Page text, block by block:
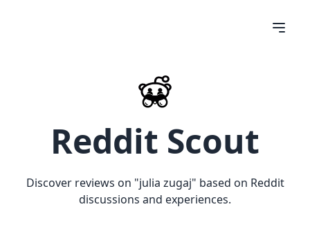
Reddit Scout
Discover reviews on "julia zugaj" based on Reddit
discussions and experiences.